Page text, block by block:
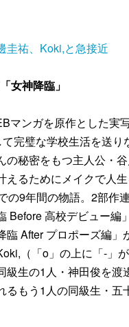
圭祐、Koki,と急接近
女神降臨」
マンガを原作とした実
て完璧な学校生活を送り
の秘密をもつ主人公・
えるためにメイクで人
の9年間の物語。2部作
Before 高校デビュー編
臨 After プロポーズ編」
（「o」の上に「‐」
級生の1人・神田俊を渡
るもう1人の同級生・五